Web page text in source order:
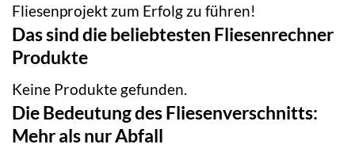
Fliesenprojekt zum Erfolg zu führen!
Das sind die beliebtesten Fliesenrechner
Produkte
Keine Produkte gefunden.
Die Bedeutung des Fliesenverschnitts:
Mehr als nur Abfall